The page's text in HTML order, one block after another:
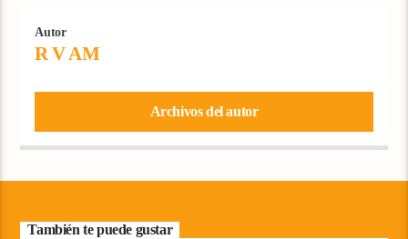
Autor
R V AM
Archivos del autor
También te puede gustar